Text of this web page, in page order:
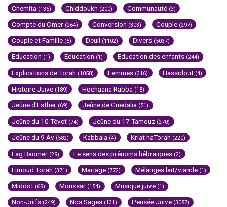
Chemita (135) Chiddoukh (200) Communauté (3)
Compte du Omer (264) Conversion (303) Couple (297)
Couple et Famille (5) Deuil (1102) Divers (5037)
Education (1) Education (1) Education des enfants (244)
Explications de Torah (1058) Femmes (316) Hassidout (4)
Histoire Juive (189) Hochaana Rabba (18)
Jeûne d'Esther (69) Jeûne de Guedalia (51)
Jeûne du 10 Tévet (74) Jeûne du 17 Tamouz (270)
Jeûne du 9 Av (582) Kabbala (4) Kriat haTorah (220)
Lag Baomer (29) Le sens des prénoms hébraïques (2)
Limoud Torah (371) Mariage (772) Mélanges lait/viande (1)
Middot (69) Moussar (154) Musique juive (1)
Non-Juifs (249) Nos Sages (131) Pensée Juive (3087)